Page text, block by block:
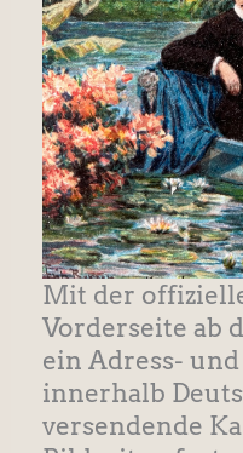
Mit der
Vorderseite ab
ein Adress-
innerhalb
versendende